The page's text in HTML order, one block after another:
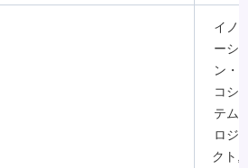
イノ
ーシ
ン・
コシ
テム
ロジ
クト,